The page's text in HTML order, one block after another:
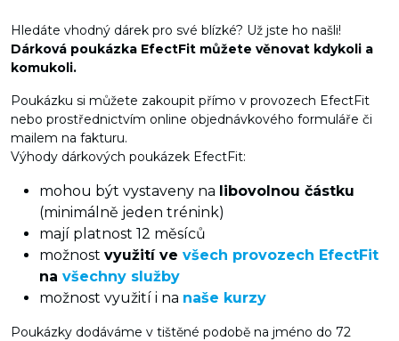
Hledáte vhodný dárek pro své blízké? Už jste ho našli!
Dárková poukázka EfectFit můžete věnovat kdykoli a
komukoli.
Poukázku si můžete zakoupit přímo v provozech EfectFit
nebo prostřednictvím online objednávkového formuláře či
mailem na fakturu.
Výhody dárkových poukázek EfectFit:
mohou být vystaveny na libovolnou částku
(minimálně jeden trénink)
mají platnost 12 měsíců
možnost využití ve všech provozech EfectFit
na všechny služby
možnost využití i na naše kurzy
Poukázky dodáváme v tištěné podobě na jméno do 72